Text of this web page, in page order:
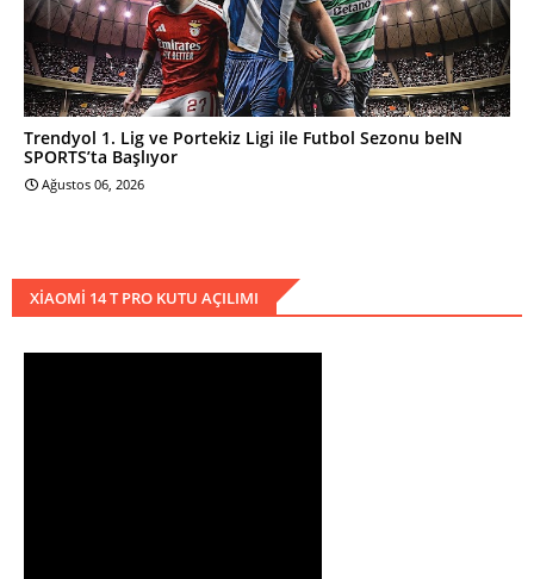
Trendyol 1. Lig ve Portekiz Ligi ile Futbol Sezonu beIN
SPORTS’ta Başlıyor
Ağustos 06, 2026
XIAOMI 14 T PRO KUTU AÇILIMI